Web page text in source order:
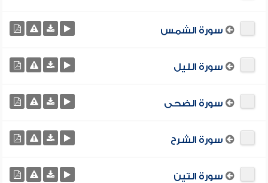
سورة الشمس
سورة الليل
سورة الضحى
سورة الشرح
سورة التين